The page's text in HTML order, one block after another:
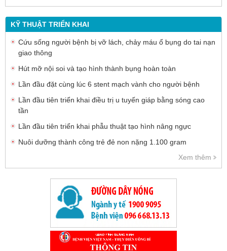
KỸ THUẬT TRIỂN KHAI
Cứu sống người bệnh bị vỡ lách, chảy máu ổ bụng do tai nạn
giao thông
Hút mỡ nội soi và tạo hình thành bụng hoàn toàn
Lần đầu đặt cùng lúc 6 stent mạch vành cho người bệnh
Lần đầu tiên triển khai điều trị u tuyến giáp bằng sóng cao
tần
Lần đầu tiên triển khai phẫu thuật tạo hình nâng ngực
Nuôi dưỡng thành công trẻ đẻ non nặng 1.100 gram
Xem thêm